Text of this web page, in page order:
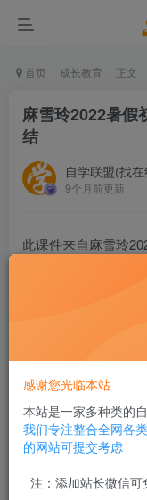
首页 成长教育 正文
麻雪玲2022暑假
结
自学联盟(找
9个月前更新
此课件来自麻雪玲
结，麻雪玲老师揭
取材于近10年中考
道题讲透1类题，3
感谢您光临本站
本站是一家多种类的
我们专注整合全网各
的网站可提交考虑
注：添加站长微信可